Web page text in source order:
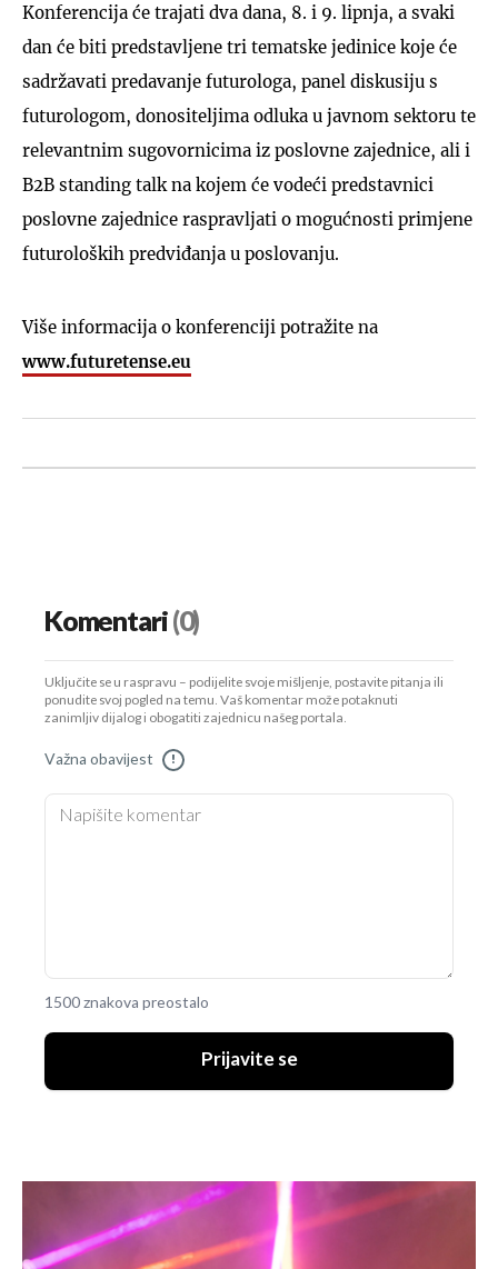
Konferencija će trajati dva dana, 8. i 9. lipnja, a svaki
dan će biti predstavljene tri tematske jedinice koje će
sadržavati predavanje futurologa, panel diskusiju s
futurologom, donositeljima odluka u javnom sektoru te
relevantnim sugovornicima iz poslovne zajednice, ali i
B2B standing talk na kojem će vodeći predstavnici
poslovne zajednice raspravljati o mogućnosti primjene
futuroloških predviđanja u poslovanju.
Više informacija o konferenciji potražite na
www.futuretense.eu
Komentari(0)
Uključite se u raspravu – podijelite svoje mišljenje, postavite pitanja ili
ponudite svoj pogled na temu. Vaš komentar može potaknuti
zanimljiv dijalog i obogatiti zajednicu našeg portala.
Važna obavijest !
1500 znakova preostalo
Prijavite se